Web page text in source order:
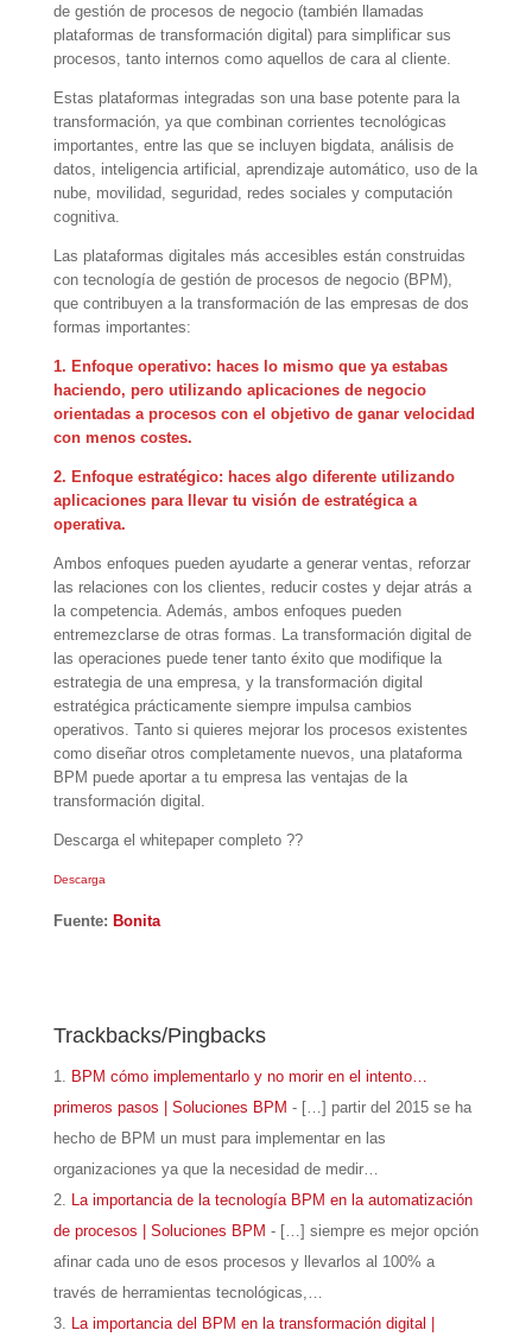
de gestión de procesos de negocio (también llamadas
plataformas de transformación digital) para simplificar sus
procesos, tanto internos como aquellos de cara al cliente.
Estas plataformas integradas son una base potente para la
transformación, ya que combinan corrientes tecnológicas
importantes, entre las que se incluyen bigdata, análisis de
datos, inteligencia artificial, aprendizaje automático, uso de la
nube, movilidad, seguridad, redes sociales y computación
cognitiva.
Las plataformas digitales más accesibles están construidas
con tecnología de gestión de procesos de negocio (BPM),
que contribuyen a la transformación de las empresas de dos
formas importantes:
1. Enfoque operativo: haces lo mismo que ya estabas
haciendo, pero utilizando aplicaciones de negocio
orientadas a procesos con el objetivo de ganar velocidad
con menos costes.
2. Enfoque estratégico: haces algo diferente utilizando
aplicaciones para llevar tu visión de estratégica a
operativa.
Ambos enfoques pueden ayudarte a generar ventas, reforzar
las relaciones con los clientes, reducir costes y dejar atrás a
la competencia. Además, ambos enfoques pueden
entremezclarse de otras formas. La transformación digital de
las operaciones puede tener tanto éxito que modifique la
estrategia de una empresa, y la transformación digital
estratégica prácticamente siempre impulsa cambios
operativos. Tanto si quieres mejorar los procesos existentes
como diseñar otros completamente nuevos, una plataforma
BPM puede aportar a tu empresa las ventajas de la
transformación digital.
Descarga el whitepaper completo ??
Descarga
Fuente: Bonita
Trackbacks/Pingbacks
BPM cómo implementarlo y no morir en el intento…
primeros pasos | Soluciones BPM - […] partir del 2015 se ha
hecho de BPM un must para implementar en las
organizaciones ya que la necesidad de medir…
La importancia de la tecnología BPM en la automatización
de procesos | Soluciones BPM - […] siempre es mejor opción
afinar cada uno de esos procesos y llevarlos al 100% a
través de herramientas tecnológicas,…
La importancia del BPM en la transformación digital |